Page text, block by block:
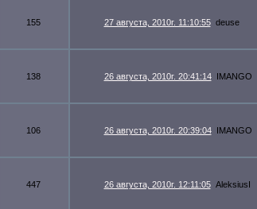
155 27 августа, 2010г. 11:10:55 deuse
138 26 августа, 2010г. 20:41:14 IMANGO
106 26 августа, 2010г. 20:39:04 IMANGO
447 26 августа, 2010г. 12:11:05 AleksiusI